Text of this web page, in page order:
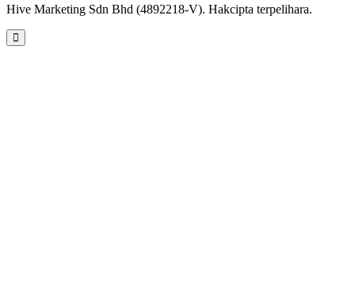
Hive Marketing Sdn Bhd (4892218-V). Hakcipta terpelihara.